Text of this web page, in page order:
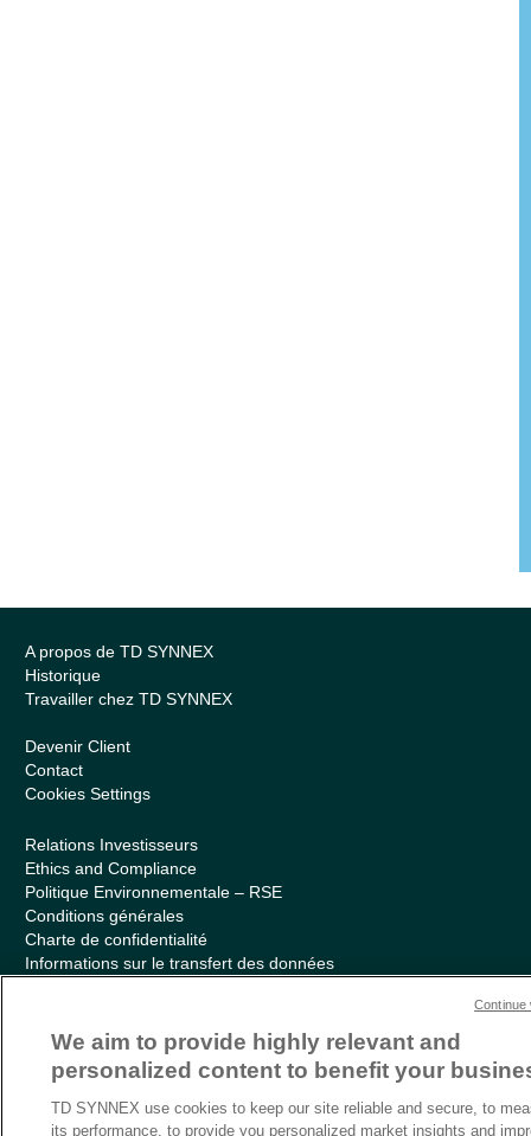
A propos de TD SYNNEX
Historique
Travailler chez TD SYNNEX
Devenir Client
Contact
Cookies Settings
Relations Investisseurs
Ethics and Compliance
Politique Environnementale – RSE
Conditions générales
Charte de confidentialité
Informations sur le transfert des données
We aim to provide highly relevant and
personalized content to benefit your
TD SYNNEX use cookies to keep our site reliable and secure, to
its performance, to provide you personalized market insights and
Continue